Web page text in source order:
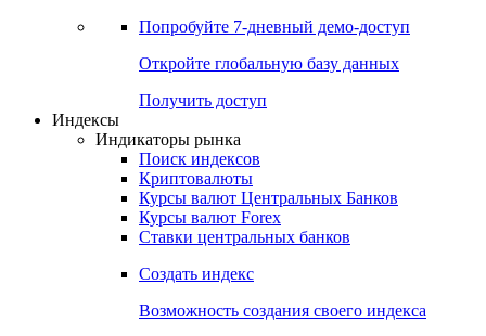
Попробуйте 7-дневный демо-доступ
Откройте глобальную базу данных
Получить доступ
Индексы
Индикаторы рынка
Поиск индексов
Криптовалюты
Курсы валют Центральных Банков
Курсы валют Forex
Ставки центральных банков
Создать индекс
Возможность создания своего индекса